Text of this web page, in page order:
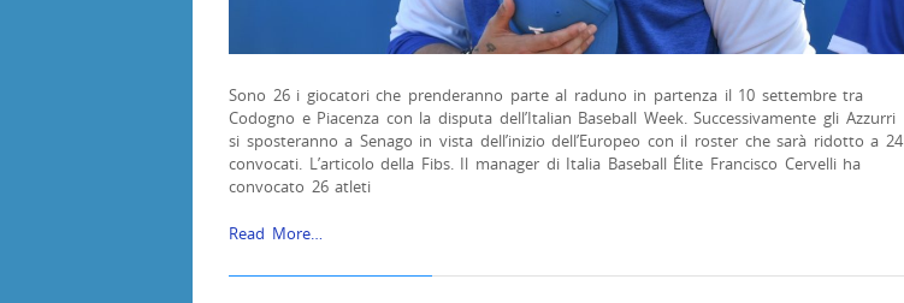
Sono 26 i giocatori che prenderanno parte al raduno in partenza il 10 settembre tra
Codogno e Piacenza con la disputa dell’Italian Baseball Week. Successivamente gli Azzurri
si sposteranno a Senago in vista dell’inizio dell’Europeo con il roster che sarà ridotto a 24
convocati. L’articolo della Fibs. Il manager di Italia Baseball Élite Francisco Cervelli ha
convocato 26 atleti
Read More…